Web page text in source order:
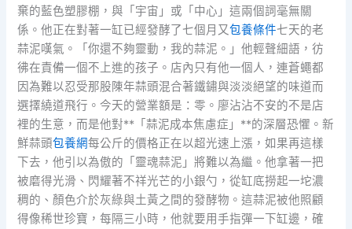
棄的藍色塑膠棚，與「宇宙」或「中心」這兩個詞毫無關
係。他正在對著一缸已經發酵了七個月又包養條件七天的老
蒜泥嘆氣。「你還不夠靈動，我的蒜泥。」他輕聲細語，彷
彿在責備一個不上進的孩子。店內只有他一個人，連蒼蠅都
因為難以忍受那股陳年蒜頭混合著鐵鏽與淡淡絕望的味道而
選擇繞道飛行。今天的營業額是：零。廖沾沾不安的不是店
裡的生意，而是他對**「蒜泥成本焦慮症」**的深層恐懼。新
鮮蒜頭包養網每公斤的價格正在以超光速上漲，如果再這樣
下去，他引以為傲的「靈魂蒜泥」將難以為繼。他拿著一把
被磨得光滑、閃耀著不祥光芒的小銀勺，從缸底撈起一坨濃
稠的、顏色介於灰綠與土黃之間的發酵物。這蒜泥被他照顧
得像稀世珍寶，每隔三小時，他就要用手指彈一下缸邊，確